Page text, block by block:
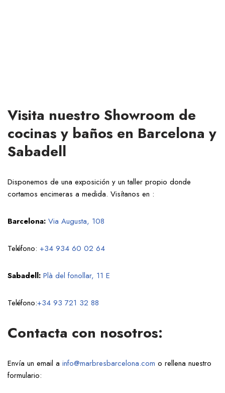
Visita nuestro Showroom de
cocinas y baños en Barcelona y
Sabadell
Disponemos de una exposición y un taller propio donde
cortamos encimeras a medida. Visítanos en :
Barcelona: Via Augusta, 108
Teléfono: +34 934 60 02 64
Sabadell: Plà del fonollar, 11 E
Teléfono:+34 93 721 32 88
Contacta con nosotros:
Envía un email a info@marbresbarcelona.com o rellena nuestro
formulario: